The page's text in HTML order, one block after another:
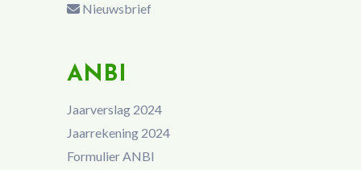
Nieuwsbrief
ANBI
Jaarverslag 2024
Jaarrekening 2024
Formulier ANBI